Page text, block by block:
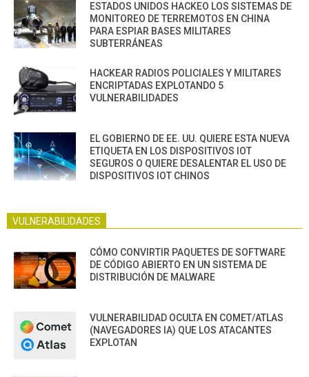
ESTADOS UNIDOS HACKEO LOS SISTEMAS DE
MONITOREO DE TERREMOTOS EN CHINA
PARA ESPIAR BASES MILITARES
SUBTERRÁNEAS
HACKEAR RADIOS POLICIALES Y MILITARES
ENCRIPTADAS EXPLOTANDO 5
VULNERABILIDADES
EL GOBIERNO DE EE. UU. QUIERE ESTA NUEVA
ETIQUETA EN LOS DISPOSITIVOS IOT
SEGUROS O QUIERE DESALENTAR EL USO DE
DISPOSITIVOS IOT CHINOS
VULNERABILIDADES
CÓMO CONVIRTIR PAQUETES DE SOFTWARE
DE CÓDIGO ABIERTO EN UN SISTEMA DE
DISTRIBUCIÓN DE MALWARE
VULNERABILIDAD OCULTA EN COMET/ATLAS
(NAVEGADORES IA) QUE LOS ATACANTES
EXPLOTAN